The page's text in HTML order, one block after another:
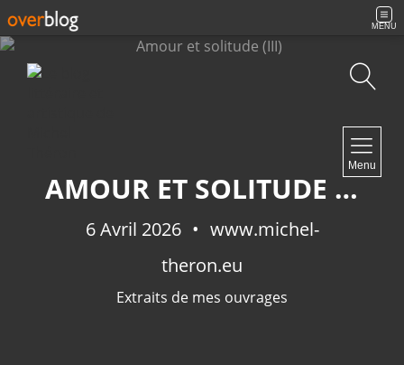
MENU
Menu
AMOUR ET SOLITUDE (III)
6 Avril 2026
www.michel-
theron.eu
Extraits de mes ouvrages
Contact
NEWSLETTER